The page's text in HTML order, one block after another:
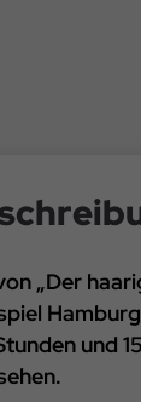
„Der
und